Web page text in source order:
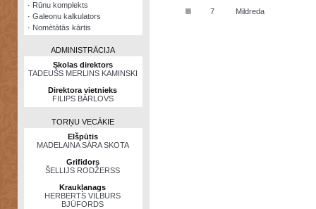
· Rūnu komplekts
·Galeonu kalkulators
· Nomētātās kārtis
ADMINISTRĀCIJA
Skolas direktors
TADEUŠS MERLINS KAMINSKI
Direktora vietnieks
FILIPS BĀRLOVS
TORŅU VECĀKIE
Elšpūtis
MADELAINA SĀRA SKOTA
Grifidors
ŠELLIJS RODŽERSS
Kraukļanags
HERBERTS VILBURS
BJŪFORDS
■ 7 Mildreda